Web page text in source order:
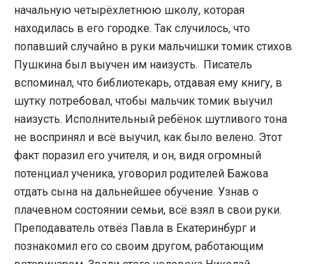
начальную четырёхлетнюю школу, которая
находилась в его городке. Так случилось, что
попавший случайно в руки мальчишки томик стихов
Пушкина был выучен им наизусть. Писатель
вспоминал, что библиотекарь, отдавая ему книгу, в
шутку потребовал, чтобы мальчик томик выучил
наизусть. Исполнительный ребёнок шутливого тона
не воспринял и всё выучил, как было велено. Этот
факт поразил его учителя, и он, видя огромный
потенциал ученика, уговорил родителей Бажова
отдать сына на дальнейшее обучение. Узнав о
плачевном состоянии семьи, всё взял в свои руки.
Преподаватель отвёз Павла в Екатеринбург и
познакомил его со своим другом, работающим